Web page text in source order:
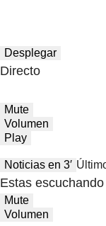
Desplegar
Directo
Mute
Volumen
Play
Noticias en 3′
Estas escuchando
Mute
Volumen